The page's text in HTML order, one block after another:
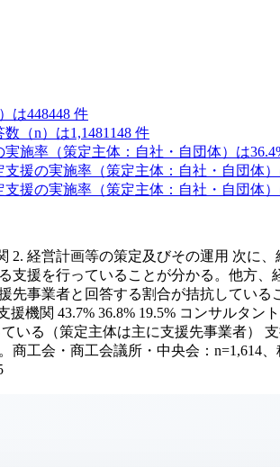
は448448 件
（n）は1,1481148 件
施率（策定主体：自社・自団体）は
援の実施率（策定主体：自社・自団体）
援の実施率（策定主体：自社・自団体）
2. 経営計画等の策定及びその運用 次に
支援を行っていることが分かる。他方
先事業者と回答する割合が拮抗してい
機関 43.7% 36.8% 19.5% コンサルタン
いる（策定主体は主に支援先事業者）
商工会・商工会議所・中央会：n=1,614